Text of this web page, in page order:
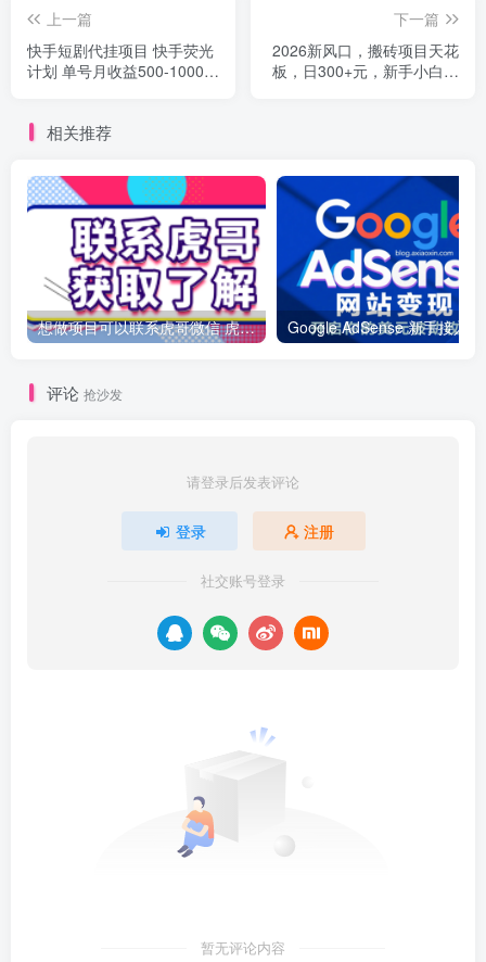
上一篇
快手短剧代挂项目 快手荧光
计划 单号月收益500-1000+
下一篇
2026新风口，搬砖项目天花
板，日300+元，新手小白均
相关推荐
想做项目可以联系虎哥微信 虎哥一对一解答并且远程视频教学
评论 抢沙发
请登录后发表评论
登录 注册
社交账号登录
暂无评论内容